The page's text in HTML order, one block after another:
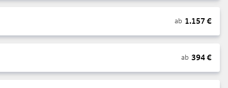
ab 1.157 €
ab 394€